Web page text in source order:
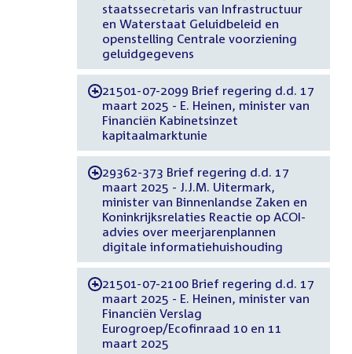
staatssecretaris van Infrastructuur
en Waterstaat Geluidbeleid en
openstelling Centrale voorziening
geluidgegevens
-21501-07-2099 Brief regering d.d. 17
maart 2025 - E. Heinen, minister van
Financiën Kabinetsinzet
kapitaalmarktunie
-29362-373 Brief regering d.d. 17
maart 2025 - J.J.M. Uitermark,
minister van Binnenlandse Zaken en
Koninkrijksrelaties Reactie op ACOI-
advies over meerjarenplannen
digitale informatiehuishouding
-21501-07-2100 Brief regering d.d. 17
maart 2025 - E. Heinen, minister van
Financiën Verslag
Eurogroep/Ecofinraad 10 en 11
maart 2025